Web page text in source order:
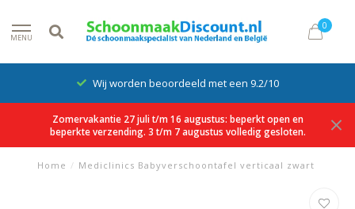
MENU
0
Wij worden beoordeeld met een 9.2/10
Zomervakantie 27 juli t/m 16 augustus: beperkt open en
beperkte verzending. 3 t/m 7 augustus volledig gesloten.
Home / Mediclinics Babyverschoontafel verticaal zwart